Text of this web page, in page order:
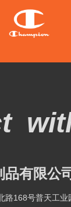
有限公
路168号普天工业